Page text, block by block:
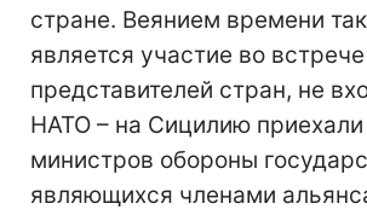
стране. Веянием времени
является участие во встрече
представителей стран, не
НАТО – на Сицилию приехали
министров обороны
являющихся членами